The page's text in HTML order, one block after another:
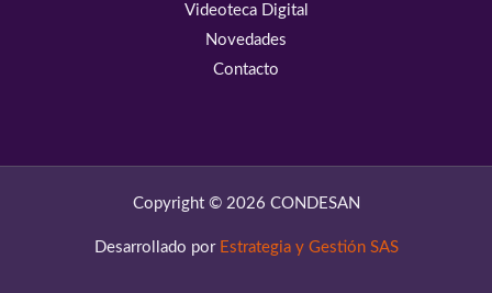
Videoteca Digital
Novedades
Contacto
Copyright © 2026 CONDESAN
Desarrollado por Estrategia y Gestión SAS